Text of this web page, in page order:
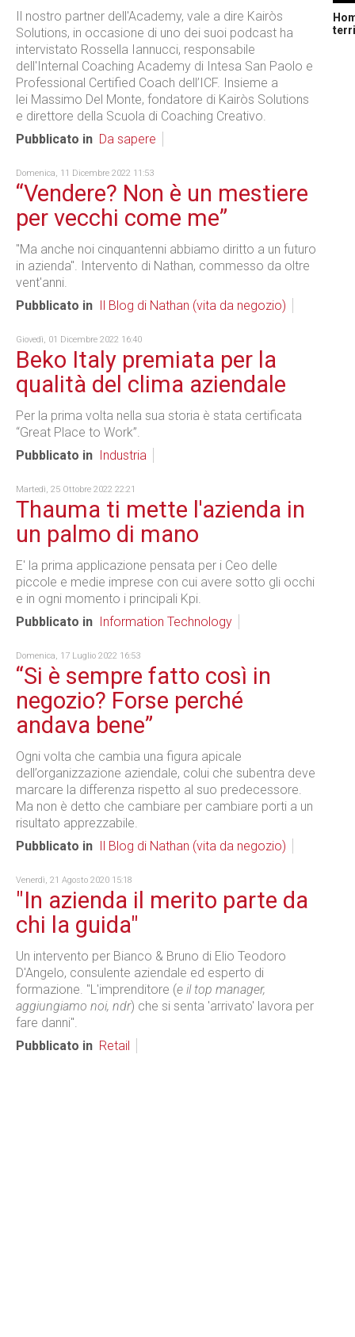
Il nostro partner dell'Academy, vale a dire Kairòs
Solutions, in occasione di uno dei suoi podcast ha
intervistato Rossella Iannucci, responsabile
dell'Internal Coaching Academy di Intesa San Paolo e
Professional Certified Coach dell’ICF. Insieme a
lei Massimo Del Monte, fondatore di Kairòs Solutions
e direttore della Scuola di Coaching Creativo.
Pubblicato in Da sapere
Domenica, 11 Dicembre 2022 11:53
“Vendere? Non è un mestiere
per vecchi come me”
"Ma anche noi cinquantenni abbiamo diritto a un futuro
in azienda". Intervento di Nathan, commesso da oltre
vent'anni.
Pubblicato in
Il Blog di Nathan (vita da negozio)
Giovedì, 01 Dicembre 2022 16:40
Beko Italy premiata per la
qualità del clima aziendale
Per la prima volta nella sua storia è stata certificata
“Great Place to Work”.
Pubblicato in
Industria
Martedì, 25 Ottobre 2022 22:21
Thauma ti mette l'azienda in
un palmo di mano
E' la prima applicazione pensata per i Ceo delle
piccole e medie imprese con cui avere sotto gli occhi
e in ogni momento i principali Kpi.
Pubblicato in
Information Technology
Domenica, 17 Luglio 2022 16:53
“Si è sempre fatto così in
negozio? Forse perché
andava bene”
Ogni volta che cambia una figura apicale
dell’organizzazione aziendale, colui che subentra deve
marcare la differenza rispetto al suo predecessore.
Ma non è detto che cambiare per cambiare porti a un
risultato apprezzabile.
Pubblicato in
Il Blog di Nathan (vita da negozio)
Venerdì, 21 Agosto 2020 15:18
"In azienda il merito parte da
chi la guida"
Un intervento per Bianco & Bruno di Elio Teodoro
D'Angelo, consulente aziendale ed esperto di
formazione. "L'imprenditore (e il top manager,
aggiungiamo noi, ndr) che si senta 'arrivato' lavora per
fare danni".
Pubblicato in Retail